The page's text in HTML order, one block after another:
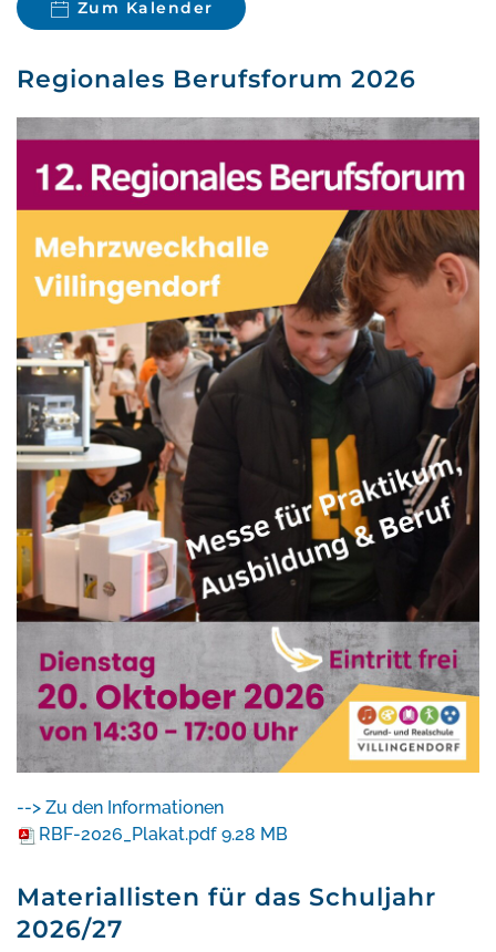
Zum Kalender
Regionales Berufsforum 2026
--> Zu den Informationen
RBF-2026_Plakat.pdf 9.28 MB
Materiallisten für das Schuljahr
2026/27